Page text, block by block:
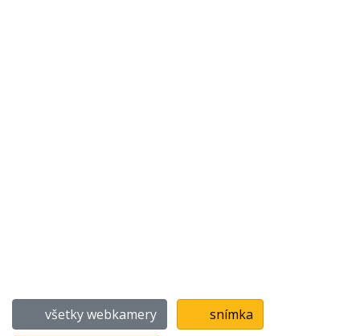
všetky webkamery snímka